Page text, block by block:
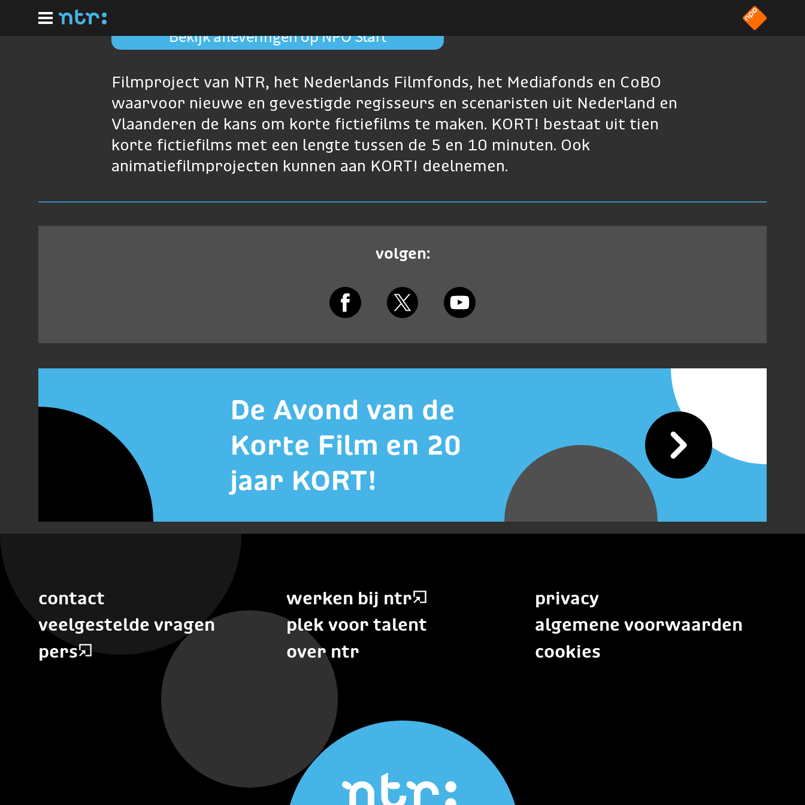
hoofdinhoud
Bekijk afleveringen op NPO Start
Filmproject van NTR, het Nederlands Filmfonds, het Mediafonds en CoBO
waarvoor nieuwe en gevestigde regisseurs en scenaristen uit Nederland en
Vlaanderen de kans om korte fictiefilms te maken. KORT! bestaat uit tien
korte fictiefilms met een lengte tussen de 5 en 10 minuten. Ook
animatiefilmprojecten kunnen aan KORT! deelnemen.
volgen:
De Avond van de
Korte Film en 20
jaar KORT!
contact
veelgestelde vragen
pers
werken bij ntr
plek voor talent
over ntr
privacy
algemene voorwaarden
cookies